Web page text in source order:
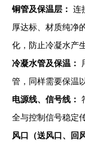
铜管及保温层： 连
厚达标、材质纯净
化，防止冷凝水产
冷凝水管及保温：
管，同样需要保温
电源线、信号线：
全与控制信号稳定
风口（送风口、回